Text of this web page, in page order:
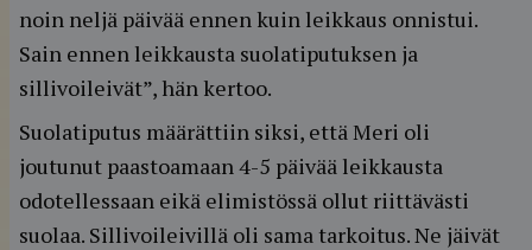
noin neljä päivää ennen kuin leikkaus onnistui.
Sain ennen leikkausta suolatiputuksen ja
sillivoileivät”, hän kertoo.
Suolatiputus määrättiin siksi, että Meri oli
joutunut paastoamaan 4-5 päivää leikkausta
odotellessaan eikä elimistössä ollut riittävästi
suolaa. Sillivoileivillä oli sama tarkoitus. Ne jäivät